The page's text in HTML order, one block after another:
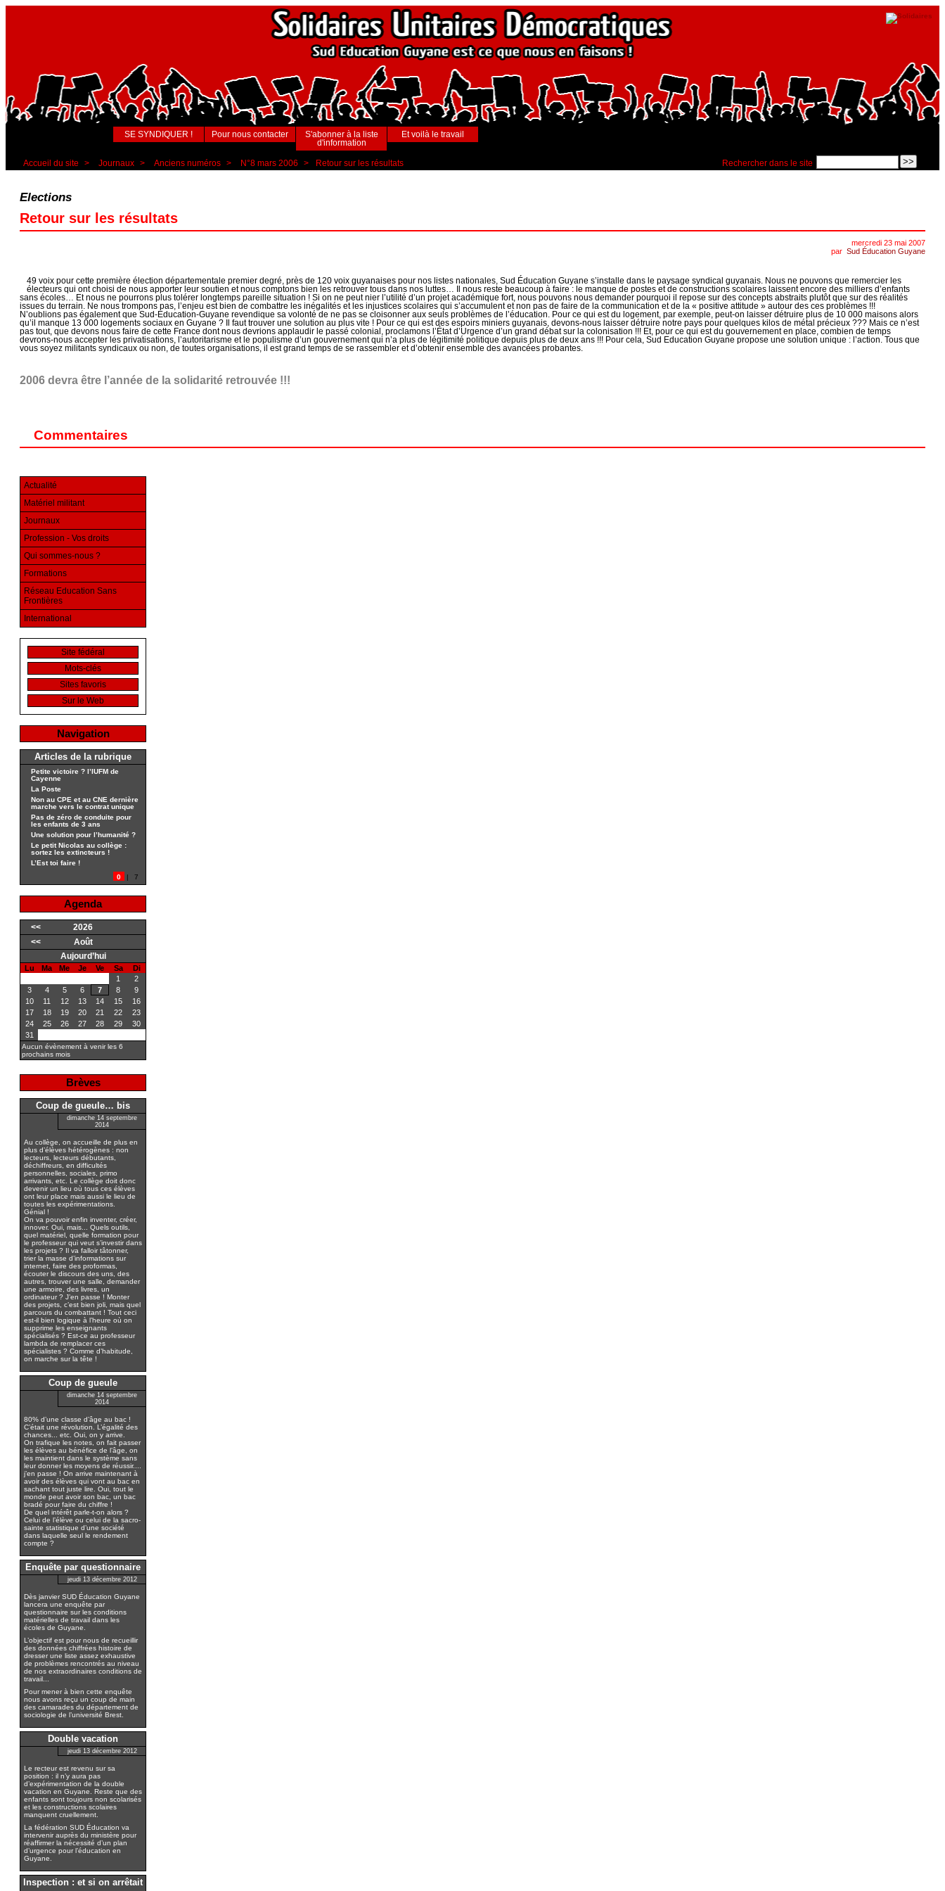
SE SYNDIQUER ! Pour nous contacter
S'abonner à la liste
d'information
Et voilà le travail
Rechercher dans le site
Accueil du site > Journaux > Anciens numéros > N°8 mars 2006 > Retour sur les résultats
Elections
Retour sur les résultats
mercredi 23 mai 2007
par Sud Éducation Guyane
49 voix pour cette première élection départementale premier degré, près de 120 voix guyanaises pour nos listes nationales, Sud Éducation Guyane s’installe dans le paysage syndical guyanais. Nous ne pouvons que remercier les
électeurs qui ont choisi de nous apporter leur soutien et nous comptons bien les retrouver tous dans nos luttes… Il nous reste beaucoup à faire : le manque de postes et de constructions scolaires laissent encore des milliers d’enfants
sans écoles… Et nous ne pourrons plus tolérer longtemps pareille situation ! Si on ne peut nier l’utilité d’un projet académique fort, nous pouvons nous demander pourquoi il repose sur des concepts abstraits plutôt que sur des réalités
issues du terrain. Ne nous trompons pas, l’enjeu est bien de combattre les inégalités et les injustices scolaires qui s’accumulent et non pas de faire de la communication et de la « positive attitude » autour des ces problèmes !!!
N’oublions pas également que Sud-Education-Guyane revendique sa volonté de ne pas se cloisonner aux seuls problèmes de l’éducation. Pour ce qui est du logement, par exemple, peut-on laisser détruire plus de 10 000 maisons alors
qu’il manque 13 000 logements sociaux en Guyane ? Il faut trouver une solution au plus vite ! Pour ce qui est des espoirs miniers guyanais, devons-nous laisser détruire notre pays pour quelques kilos de métal précieux ??? Mais ce n’est
pas tout, que devons nous faire de cette France dont nous devrions applaudir le passé colonial, proclamons l’État d’Urgence d’un grand débat sur la colonisation !!! Et, pour ce qui est du gouvernement en place, combien de temps
devrons-nous accepter les privatisations, l’autoritarisme et le populisme d’un gouvernement qui n’a plus de légitimité politique depuis plus de deux ans !!! Pour cela, Sud Education Guyane propose une solution unique : l’action. Tous que
vous soyez militants syndicaux ou non, de toutes organisations, il est grand temps de se rassembler et d’obtenir ensemble des avancées probantes.
2006 devra être l’année de la solidarité retrouvée !!!
Commentaires
Actualité
Matériel militant
Journaux
Profession - Vos droits
Qui sommes-nous ?
Formations
Réseau Education Sans
Frontières
International
Site fédéral
Mots-clés
Sites favoris
Sur le Web
Navigation
Articles de la rubrique
Petite victoire ? l’IUFM de
Cayenne
La Poste
Non au CPE et au CNE dernière
marche vers le contrat unique
Pas de zéro de conduite pour
les enfants de 3 ans
Une solution pour l’humanité ?
Le petit Nicolas au collège :
sortez les extincteurs !
L’Est toi faire !
0
7
Agenda
<<
2026
<<
Août
Aujourd’hui
Lu Ma Me Je Ve Sa
Di
1
2
3
4 5 6 7 8
9
10
11 12 13 14 15
16
17
18 19 20 21 22
23
24
25 26 27 28 29
30
31
Aucun évènement à venir les 6
prochains mois
Brèves
Coup de gueule… bis
dimanche 14 septembre
2014
Au collège, on accueille de plus en
plus d’élèves hétérogènes : non
lecteurs, lecteurs débutants,
déchiffreurs, en difficultés
personnelles, sociales, primo
arrivants, etc. Le collège doit donc
devenir un lieu où tous ces élèves
ont leur place mais aussi le lieu de
toutes les expérimentations.
Génial !
On va pouvoir enfin inventer, créer,
innover. Oui, mais... Quels outils,
quel matériel, quelle formation pour
le professeur qui veut s’investir dans
les projets ? Il va falloir tâtonner,
trier la masse d’informations sur
internet, faire des proformas,
écouter le discours des uns, des
autres, trouver une salle, demander
une armoire, des livres, un
ordinateur ? J’en passe ! Monter
des projets, c’est bien joli, mais quel
parcours du combattant ! Tout ceci
est-il bien logique à l’heure où on
supprime les enseignants
spécialisés ? Est-ce au professeur
lambda de remplacer ces
spécialistes ? Comme d’habitude,
on marche sur la tête !
Coup de gueule
dimanche 14 septembre
2014
80% d’une classe d’âge au bac !
C’était une révolution. L’égalité des
chances... etc. Oui, on y arrive.
On trafique les notes, on fait passer
les élèves au bénéfice de l’âge, on
les maintient dans le système sans
leur donner les moyens de réussir....
j’en passe ! On arrive maintenant à
avoir des élèves qui vont au bac en
sachant tout juste lire. Oui, tout le
monde peut avoir son bac, un bac
bradé pour faire du chiffre !
De quel intérêt parle-t-on alors ?
Celui de l’élève ou celui de la sacro-
sainte statistique d’une société
dans laquelle seul le rendement
compte ?
Enquête par questionnaire
jeudi 13 décembre 2012
Dès janvier SUD Éducation Guyane
lancera une enquête par
questionnaire sur les conditions
matérielles de travail dans les
écoles de Guyane.
L’objectif est pour nous de recueillir
des données chiffrées histoire de
dresser une liste assez exhaustive
de problèmes rencontrés au niveau
de nos extraordinaires conditions de
travail...
Pour mener à bien cette enquête
nous avons reçu un coup de main
des camarades du département de
sociologie de l’université Brest.
Double vacation
jeudi 13 décembre 2012
Le recteur est revenu sur sa
position : il n’y aura pas
d’expérimentation de la double
vacation en Guyane. Reste que des
enfants sont toujours non scolarisés
et les constructions scolaires
manquent cruellement.
La fédération SUD Éducation va
intervenir auprès du ministère pour
réaffirmer la nécessité d’un plan
d’urgence pour l’éducation en
Guyane.
Inspection : et si on arrêtait